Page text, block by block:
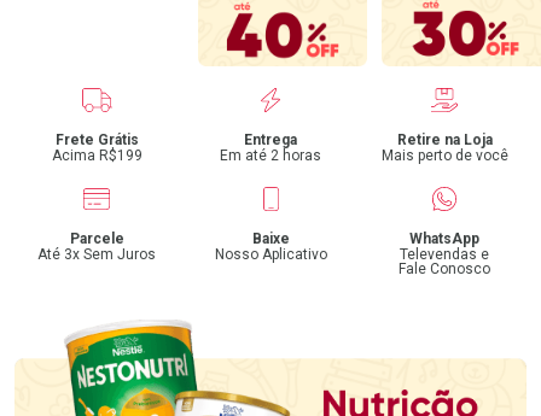
Benefícios
Frete Grátis
Acima R$199
Entrega
Em até 2 horas
Retire na Loja
Mais perto de você
Parcele
Até 3x Sem Juros
Baixe
Nosso Aplicativo
WhatsApp
Televendas e
Fale Conosco